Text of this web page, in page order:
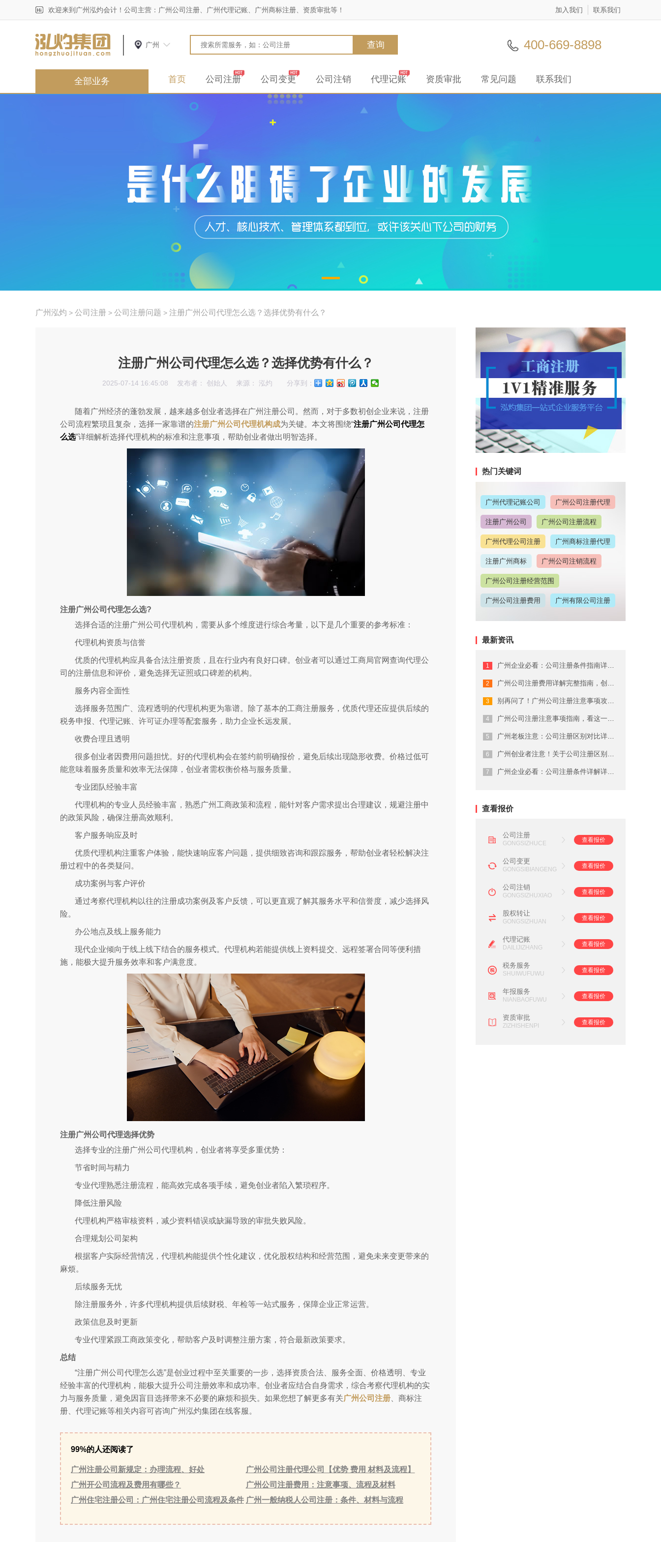
欢迎来到广州泓灼会计！公司主营：广州公司注册、广州代理记账、广州商标注册、资质审批等！ 加入我们 联系我们
广州 400-669-8898
查询
全部业务 首页 公司注册 公司变更 公司注销 代理记账 资质审批 常见问题 联系我们
广州泓灼 > 公司注册 > 公司注册问题 > 注册广州公司代理怎么选？选择优势有什么？
注册广州公司代理怎么选？选择优势有什么？
2025-07-14 16:45:08 发布者： 创始人 来源： 泓灼 分享到：
随着广州经济的蓬勃发展，越来越多创业者选择在广州注册公司。然而，对于多数初创企业来说，注册
公司流程繁琐且复杂，选择一家靠谱的注册广州公司代理机构成为关键。本文将围绕“注册广州公司代理怎
么选”详细解析选择代理机构的标准和注意事项，帮助创业者做出明智选择。
注册广州公司代理怎么选?
选择合适的注册广州公司代理机构，需要从多个维度进行综合考量，以下是几个重要的参考标准：
代理机构资质与信誉
优质的代理机构应具备合法注册资质，且在行业内有良好口碑。创业者可以通过工商局官网查询代理公
司的注册信息和评价，避免选择无证照或口碑差的机构。
服务内容全面性
选择服务范围广、流程透明的代理机构更为靠谱。除了基本的工商注册服务，优质代理还应提供后续的
税务申报、代理记账、许可证办理等配套服务，助力企业长远发展。
收费合理且透明
很多创业者因费用问题担忧。好的代理机构会在签约前明确报价，避免后续出现隐形收费。价格过低可
能意味着服务质量和效率无法保障，创业者需权衡价格与服务质量。
专业团队经验丰富
代理机构的专业人员经验丰富，熟悉广州工商政策和流程，能针对客户需求提出合理建议，规避注册中
的政策风险，确保注册高效顺利。
客户服务响应及时
优质代理机构注重客户体验，能快速响应客户问题，提供细致咨询和跟踪服务，帮助创业者轻松解决注
册过程中的各类疑问。
成功案例与客户评价
通过考察代理机构以往的注册成功案例及客户反馈，可以更直观了解其服务水平和信誉度，减少选择风
险。
办公地点及线上服务能力
现代企业倾向于线上线下结合的服务模式。代理机构若能提供线上资料提交、远程签署合同等便利措
施，能极大提升服务效率和客户满意度。
注册广州公司代理选择优势
选择专业的注册广州公司代理机构，创业者将享受多重优势：
节省时间与精力
专业代理熟悉注册流程，能高效完成各项手续，避免创业者陷入繁琐程序。
降低注册风险
代理机构严格审核资料，减少资料错误或缺漏导致的审批失败风险。
合理规划公司架构
根据客户实际经营情况，代理机构能提供个性化建议，优化股权结构和经营范围，避免未来变更带来的
麻烦。
后续服务无忧
除注册服务外，许多代理机构提供后续财税、年检等一站式服务，保障企业正常运营。
政策信息及时更新
专业代理紧跟工商政策变化，帮助客户及时调整注册方案，符合最新政策要求。
总结
“注册广州公司代理怎么选”是创业过程中至关重要的一步，选择资质合法、服务全面、价格透明、专业
经验丰富的代理机构，能极大提升公司注册效率和成功率。创业者应结合自身需求，综合考察代理机构的实
力与服务质量，避免因盲目选择带来不必要的麻烦和损失。如果您想了解更多有关广州公司注册 、商标注
册、代理记账等相关内容可咨询广州泓灼集团在线客服。
99%的人还阅读了
广州注册公司新规定：办理流程、好处
广州公司注册代理公司【优势 费用 材料及流程】
广州开公司流程及费用有哪些？
广州公司注册费用：注意事项、流程及材料
广州住宅注册公司：广州住宅注册公司流程及条件 广州一般纳税人公司注册：条件、材料与流程
热门关键词
广州代理记账公司 广州公司注册代理
注册广州公司 广州公司注册流程
广州代理公司注册 广州商标注册代理
注册广州商标 广州公司注销流程
广州公司注册经营范围
广州公司注册费用 广州有限公司注册
广州公司注册地址
广州代理记账收费情况
广州商标注册费用有哪些
广州代理公司注册注意事项
在广州注册商标的流程及费用
广州劳务派遣资质申请流程
广州营业执照注销流程
广州会计代理记账公司
最新资讯
广州企业必看：公司注册条件指南详细解...
广州公司注册费用详解完整指南，创业者...
别再问了！广州公司注册注意事项攻略就...
广州公司注册注意事项指南，看这一篇就...
广州老板注意：公司注册区别对比详解这...
广州创业者注意！关于公司注册区别对比...
广州企业必看：公司注册条件详解详细解...
查看报价
公司注册
GONGSIZHUCE
查看报价
公司变更
GONGSIBIANGENG
查看报价
公司注销
GONGSIZHUXIAO
查看报价
股权转让
GONGSIZHUAN
查看报价
代理记账
DAILIJIZHANG
查看报价
税务服务
SHUIWUFUWU
查看报价
年报服务
NIANBAOFUWU
查看报价
资质审批
ZIZHISHENPI
查看报价